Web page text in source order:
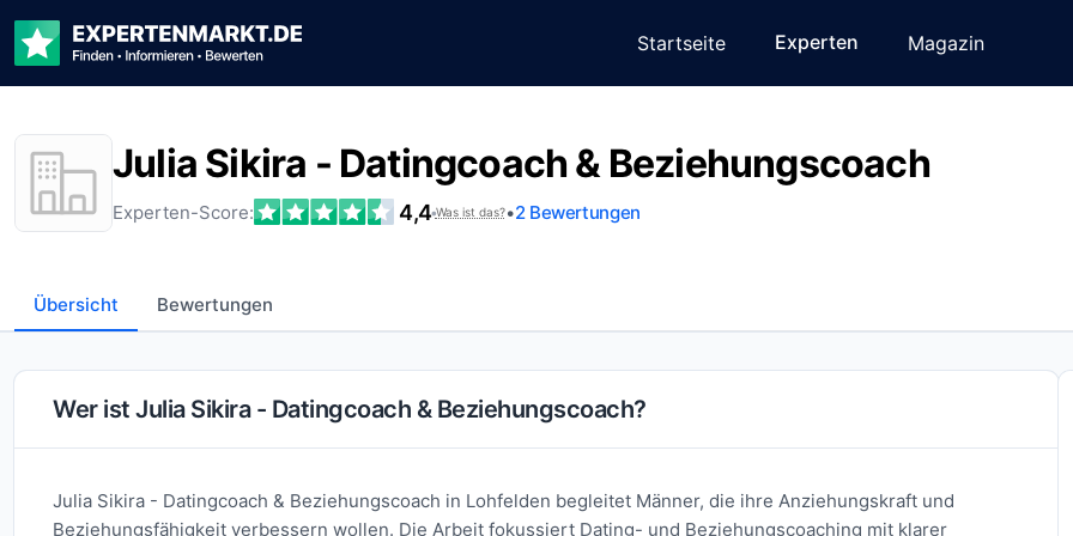
Startseite Experten Magazin
Julia Sikira - Datingcoach & Beziehungscoach
Experten-Score: 4,4•Was ist das?•2 Bewertungen
Übersicht Bewertungen
Wer ist Julia Sikira - Datingcoach & Beziehungscoach?
Julia Sikira - Datingcoach & Beziehungscoach in Lohfelden begleitet Männer, die ihre Anziehungskraft und
Beziehungsfähigkeit verbessern wollen. Die Arbeit fokussiert Dating- und Beziehungscoaching mit klarer